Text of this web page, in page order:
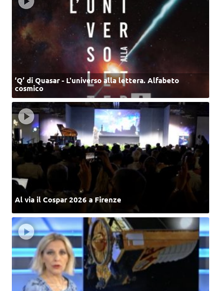
‘Q’ di Quasar - L'universo alla lettera. Alfabeto
cosmico
Al via il Cospar 2026 a Firenze